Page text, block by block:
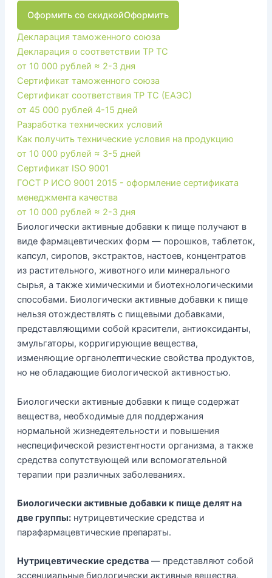
Оформить со скидкойОформить
Декларация таможенного союза
Декларация о соответствии ТР ТС
от 10 000 рублей ≈ 2-3 дня
Сертификат таможенного союза
Сертификат соответствия ТР ТС (ЕАЭС)
от 45 000 рублей 4-15 дней
Разработка технических условий
Как получить технические условия на продукцию
от 10 000 рублей ≈ 3-5 дней
Сертификат ISO 9001
ГОСТ Р ИСО 9001 2015 - оформление сертификата
менеджмента качества
от 10 000 рублей ≈ 2-3 дня
Биологически активные добавки к пище получают в
виде фармацевтических форм — порошков, таблеток,
капсул, сиропов, экстрактов, настоев, концентратов
из растительного, животного или минерального
сырья, а также химическими и биотехнологическими
способами. Биологически активные добавки к пище
нельзя отождествлять с пищевыми добавками,
представляющими собой красители, антиоксиданты,
эмульгаторы, корригирующие вещества,
изменяющие органолептические свойства продуктов,
но не обладающие биологической активностью.
Биологически активные добавки к пище содержат
вещества, необходимые для поддержания
нормальной жизнедеятельности и повышения
неспецифической резистентности организма, а также
средства сопутствующей или вспомогательной
терапии при различных заболеваниях.
Биологически активные добавки к пище делят на
две группы:нутрицевтические средства и
парафармацевтические препараты.
Нутрицевтические средства— представляют собой